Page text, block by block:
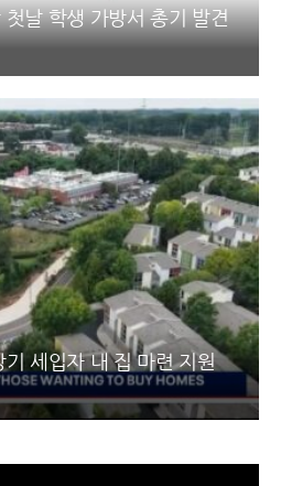
날 학생 가방서 총기 발견
세입자 내 집 마련 지원